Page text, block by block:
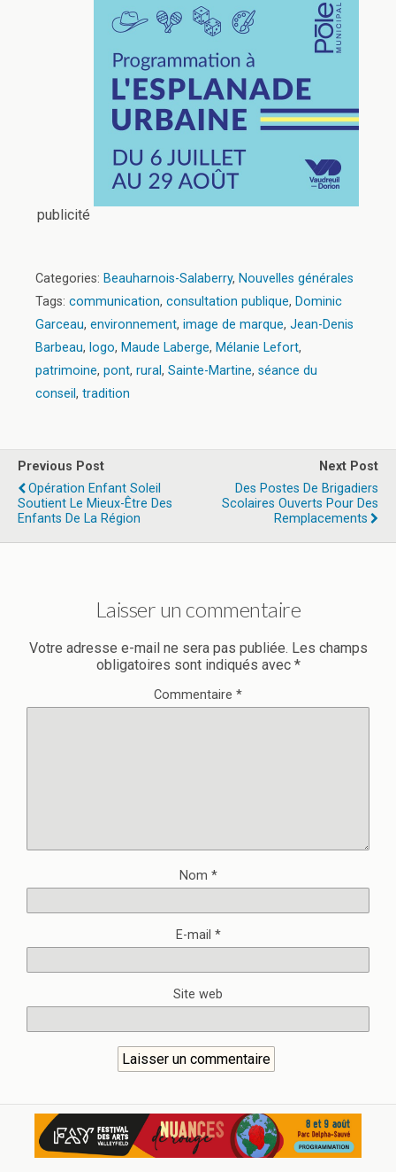
publicité
Categories: Beauharnois-Salaberry, Nouvelles générales
Tags: communication, consultation publique, Dominic
Garceau, environnement, image de marque, Jean-Denis
Barbeau, logo, Maude Laberge, Mélanie Lefort,
patrimoine, pont, rural, Sainte-Martine, séance du
conseil , tradition
Previous Post
Opération Enfant Soleil
Soutient Le Mieux-Être Des
Enfants De La Région
Next Post
Des Postes De Brigadiers
Scolaires Ouverts Pour Des
Remplacements
Laisser un commentaire
Votre adresse e-mail ne sera pas publiée. Les champs
obligatoires sont indiqués avec *
Commentaire *
Nom *
E-mail *
Site web